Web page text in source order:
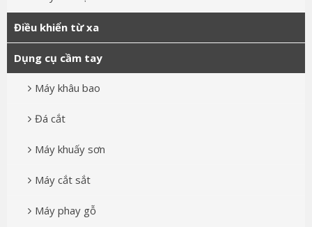
Điều khiển từ xa
Dụng cụ cầm tay
Máy khâu bao
Đá cắt
Máy khuấy sơn
Máy cắt sắt
Máy phay gỗ